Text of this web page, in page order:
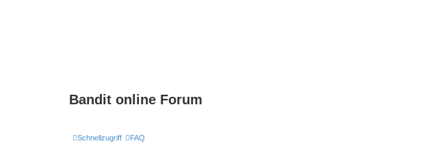
Bandit online Forum
Schnellzugriff FAQ